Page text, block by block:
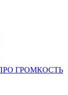
ГРОМКОСТЬ